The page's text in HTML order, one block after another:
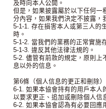
及時向本人公開。
但是，如果披露屬於以下任何一
分內容，如果我們決定不披露，
5-1-1. 存在損害本人或第三人的
時。
5-1-2. 當我們的業務的正常實施
5-1-3. 違反其他法律法規的。
5-2. 儘管有前款的規定，原則上
息以外的信息。
第6條（個人信息的更正和刪除）
6-1. 如果本協會持有的用戶本人
以要求更正、追加或刪除個人信
6-2. 如果本協會認為有必要回應